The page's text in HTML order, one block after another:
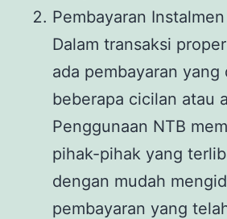
Pembayaran
Dalam transaksi
ada pembayaran yang
beberapa cicilan atau
Penggunaan NTB
pihak-pihak yang
dengan mudah
pembayaran yang